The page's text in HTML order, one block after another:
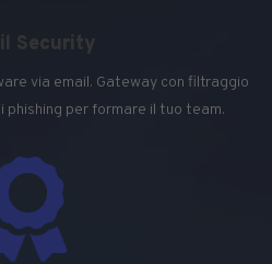
Security
via email. Gateway con filtraggio
phishing per formare il tuo team.